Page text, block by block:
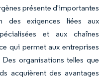
présente d'importantes
des exigences liées aux
et aux chaînes
qui permet aux entreprises
organisations telles que
acquièrent des avantages